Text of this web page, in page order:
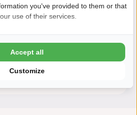
bij De Kuilart
you've provided to them or that
use of their services.
Customize
Accept all